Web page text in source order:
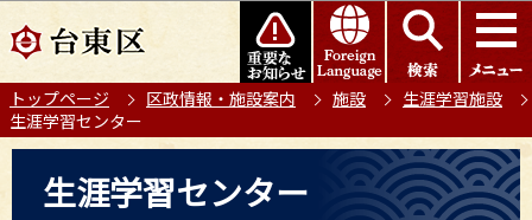
の
ー
ジ
このページの本文へ移動
トップページ 区政情報・施設案内 施設
生涯学習施設
生涯学習センター
生涯学習センター